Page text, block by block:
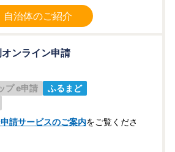
自治体のご紹介
ンライン申請
プ e申請
ふるまど
請サービスのご案内をご覧くださ